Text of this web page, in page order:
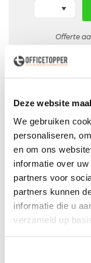
Deze website
We gebruiken
personaliseren,
en om ons
informatie over
partners voor
partners kunnen
informatie die u
verzameld op
Offerte
Niet leverbaar
Leveringin
Professionele